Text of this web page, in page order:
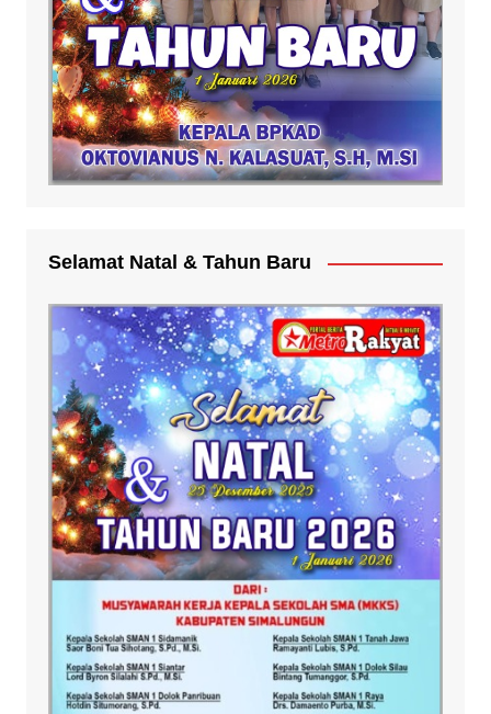
Selamat Natal & Tahun Baru